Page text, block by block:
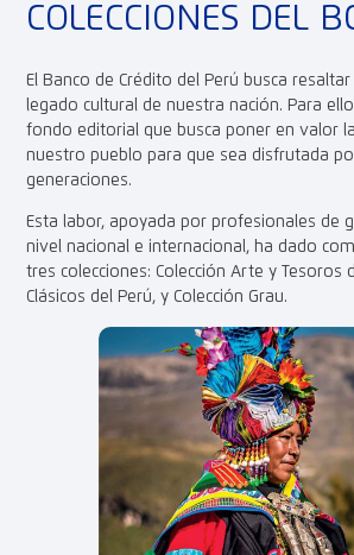
COLECCIONES DEL
El Banco de Crédito del Perú busca
legado cultural de nuestra nación. Para
fondo editorial que busca poner en valor
nuestro pueblo para que sea disfrutada
generaciones.
Esta labor, apoyada por profesionales de
nivel nacional e internacional, ha dado
tres colecciones: Colección Arte y Tesoros
Clásicos del Perú, y Colección Grau.